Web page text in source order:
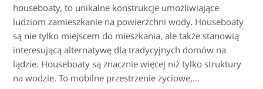
houseboaty, to unikalne konstrukcje umożliwiające
ludziom zamieszkanie na powierzchni wody. Houseboaty
są nie tylko miejscem do mieszkania, ale także stanowią
interesującą alternatywę dla tradycyjnych domów na
lądzie. Houseboaty są znacznie więcej niż tylko struktury
na wodzie. To mobilne przestrzenie życiowe,…